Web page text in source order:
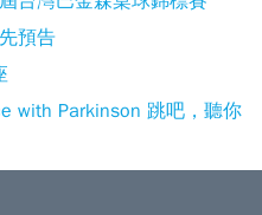
預告
Parkinson 跳吧，聽你